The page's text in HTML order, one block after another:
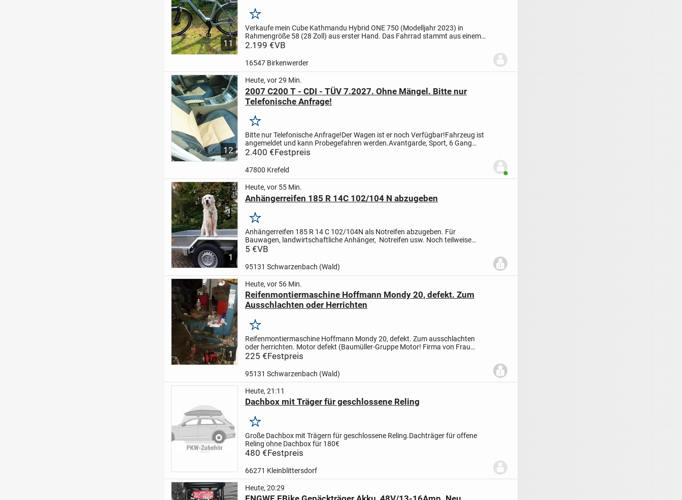
11
Merken
Verkaufe mein Cube Kathmandu Hybrid ONE 750 (Modelljahr 2023) in
Rahmengröße 58 (28 Zoll) aus erster Hand. Das Fahrrad stammt aus einem
BusinessBike-Leasing und wurde während der gesamten Laufzeit...
2.199 €VB
16547 Birkenwerder
12
Heute, vor 29 Min.
2007 C200 T - CDI - TÜV 7.2027. Ohne Mängel. Bitte nur
Telefonische Anfrage!
Merken
Bitte nur Telefonische Anfrage!Der Wagen ist er noch Verfügbar!Fahrzeug ist
angemeldet und kann Probegefahren werden.Avantgarde, Sport, 6 Gang
Handschaltung, AC, AHK.
2.400 €Festpreis
47800 Krefeld Benutzer ist online
1
Heute, vor 55 Min.
Anhängerreifen 185 R 14C 102/104 N abzugeben
Merken
Anhängerreifen 185 R 14 C 102/104N als Notreifen abzugeben. Für
Bauwagen, landwirtschaftliche Anhänger, Notreifen usw. Noch teilweise
Mindestprofil vorhanden, teilweise aber abgefahren.
5 €VB
95131 Schwarzenbach (Wald)
1
Heute, vor 56 Min.
Reifenmontiermaschine Hoffmann Mondy 20, defekt. Zum
Ausschlachten oder Herrichten
Merken
Reifenmontiermaschine Hoffmann Mondy 20, defekt. Zum ausschlachten
oder herrichten. Motor defekt (Baumüller-Gruppe Motor! Firma von Frau
Söder!), Rest top.Abdrückschaufel top, Zylinder dicht, sehr...
225 €Festpreis
95131 Schwarzenbach (Wald)
Heute, 21:11
Dachbox mit Träger für geschlossene Reling
Merken
Große Dachbox mit Trägern für geschlossene Reling.Dachträger für offene
Reling ohne Dachbox für 180€
480 €Festpreis
66271 Kleinblittersdorf
Heute, 20:29